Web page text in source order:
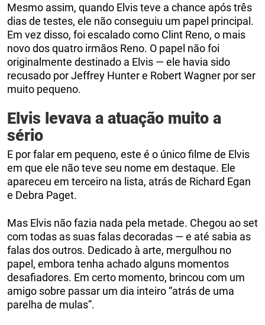
Mesmo assim, quando Elvis teve a chance após três
dias de testes, ele não conseguiu um papel principal.
Em vez disso, foi escalado como Clint Reno, o mais
novo dos quatro irmãos Reno. O papel não foi
originalmente destinado a Elvis — ele havia sido
recusado por Jeffrey Hunter e Robert Wagner por ser
muito pequeno.
Elvis levava a atuação muito a
sério
E por falar em pequeno, este é o único filme de Elvis
em que ele não teve seu nome em destaque. Ele
apareceu em terceiro na lista, atrás de Richard Egan
e Debra Paget.
Mas Elvis não fazia nada pela metade. Chegou ao set
com todas as suas falas decoradas — e até sabia as
falas dos outros. Dedicado à arte, mergulhou no
papel, embora tenha achado alguns momentos
desafiadores. Em certo momento, brincou com um
amigo sobre passar um dia inteiro “atrás de uma
parelha de mulas”.